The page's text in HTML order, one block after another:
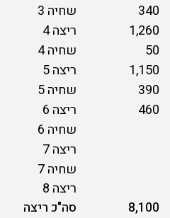
340
שחיה 3
1,260
ריצה 4
50
שחיה 4
1,150
ריצה 5
390
שחיה 5
460
ריצה 6
שחיה 6
ריצה 7
שחיה 7
ריצה 8
8,100
סה"כ ריצה